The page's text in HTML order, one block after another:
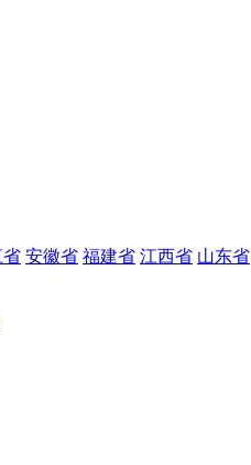
省 安徽省 福建省 江西省 山东省